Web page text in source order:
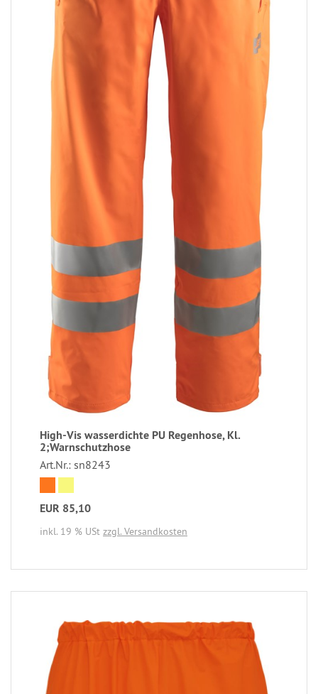
High-Vis wasserdichte PU Regenhose, Kl.
2;Warnschutzhose
Art.Nr.: sn8243
EUR 85,10
inkl. 19 % USt zzgl. Versandkosten